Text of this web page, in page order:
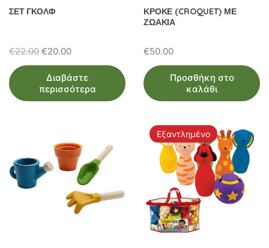
ΣΕΤ ΓΚΟΛΦ
€22.00 Original
price
was:
€22.00.
€20.00Η
τρέχουσα
τιμή
είναι:
Διαβάστε
περισσότερα
ΚΡΟΚΕ (CROQUET) ΜΕ
ΖΩΑΚΙΑ
€50.00
Προσθήκη στο
καλάθι
Εξαντλημένο